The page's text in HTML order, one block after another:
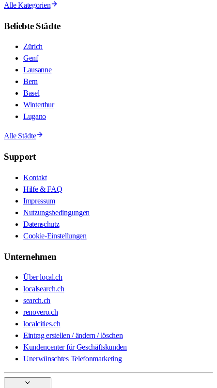
Alle Kategorien
Beliebte Städte
Zürich
Genf
Lausanne
Bern
Basel
Winterthur
Lugano
Alle Städte
Support
Kontakt
Hilfe & FAQ
Impressum
Nutzungsbedingungen
Datenschutz
Cookie-Einstellungen
Unternehmen
Über local.ch
localsearch.ch
search.ch
renovero.ch
localcities.ch
Eintrag erstellen / ändern / löschen
Kundencenter für Geschäftskunden
Unerwünschtes Telefonmarketing